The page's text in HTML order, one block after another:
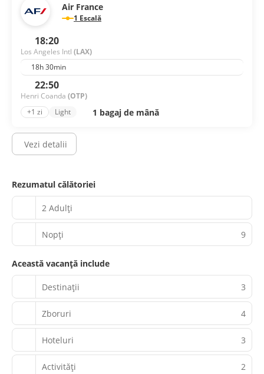
Air France
1 Escală
18:20
Los Angeles Intl (LAX)
18h 30min
22:50
Henri Coanda (OTP)
+1 zi
Light 1 bagaj de mână
Vezi detalii
Rezumatul călătoriei
2 Adulți
Nopţi 9
Această vacanță include
Destinații 3
Zboruri 4
Hoteluri 3
Activităţi 2